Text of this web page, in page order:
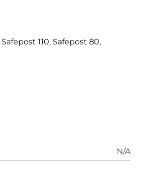
110, Safepost 80,
N/A